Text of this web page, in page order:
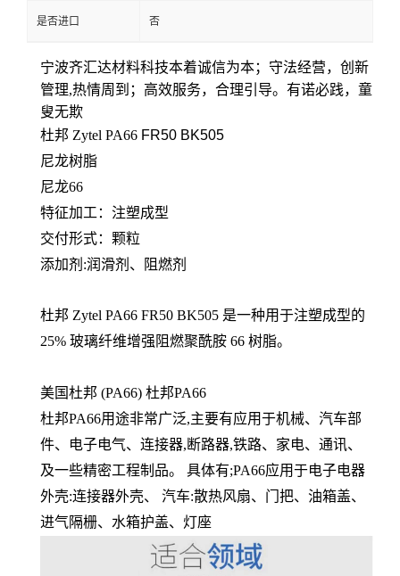
是否进口 否
宁波齐汇达材料科技本着诚信为本；守法经营，创新
管理,热情周到；高效服务，合理引导。有诺必践，童
叟无欺
杜邦 Zytel PA66 FR50 BK505
尼龙树脂
尼龙66
特征加工： 注塑成型
交付形式：颗粒
添加剂:润滑剂、阻燃剂
杜邦 Zytel PA66 FR50 BK505 是一种用于注塑成型的
25% 玻璃纤维增强阻燃聚酰胺 66 树脂。
美国杜邦 (PA66) 杜邦PA66
杜邦PA66用途非常广泛,主要有应用于机械、汽车部
件、电子电气、连接器,断路器,铁路、家电、通讯、
及一些精密工程制品。 具体有;PA66应用于电子电器
外壳:连接器外壳、 汽车:散热风扇、门把、油箱盖、
进气隔栅、水箱护盖、灯座